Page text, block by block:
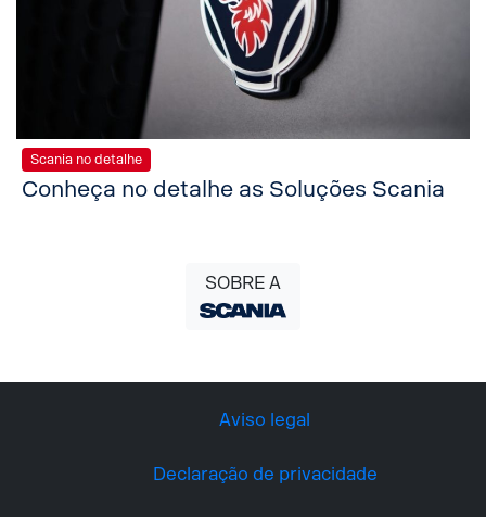
Scania no detalhe
Conheça no detalhe as Soluções Scania
SOBRE A
Aviso legal
Declaração de privacidade